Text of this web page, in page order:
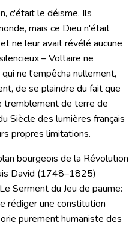
c'était le déisme. Ils
mais ce Dieu n'était
ne leur avait révélé aucune
– Voltaire ne
ne l'empêcha nullement,
de se plaindre du fait que
tremblement de terre de
Siècle des lumières français
propres limitations.
bourgeois de la Révolution
David (1748–1825)
Le Serment du Jeu de paume:
rédiger une constitution
purement humaniste des